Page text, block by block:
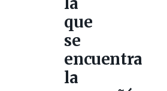
que
se
encuentra
la